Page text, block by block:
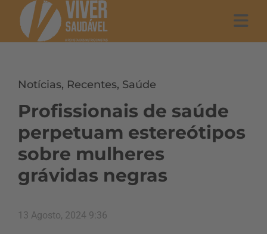
Notícias, Recentes, Saúde
Profissionais de saúde
perpetuam estereótipos
sobre mulheres
grávidas negras
13 Agosto, 2024 9:36